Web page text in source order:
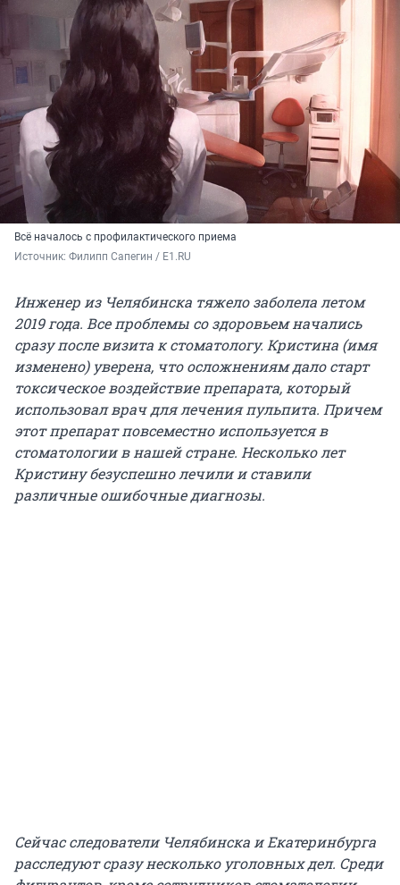
Всё началось с профилактического приема
Источник: Филипп Сапегин / E1.RU
Инженер из Челябинска тяжело заболела летом
2019 года. Все проблемы со здоровьем начались
сразу после визита к стоматологу. Кристина (имя
изменено) уверена, что осложнениям дало старт
токсическое воздействие препарата, который
использовал врач для лечения пульпита. Причем
этот препарат повсеместно используется в
стоматологии в нашей стране. Несколько лет
Кристину безуспешно лечили и ставили
различные ошибочные диагнозы.
Сейчас следователи Челябинска и Екатеринбурга
расследуют сразу несколько уголовных дел. Среди